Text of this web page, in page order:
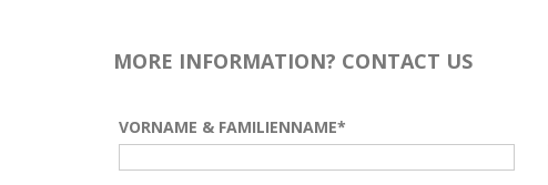
MORE INFORMATION? CONTACT US
VORNAME & FAMILIENNAME*